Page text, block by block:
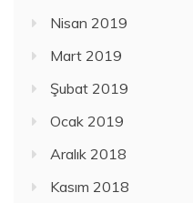
Nisan 2019
Mart 2019
Şubat 2019
Ocak 2019
Aralık 2018
Kasım 2018